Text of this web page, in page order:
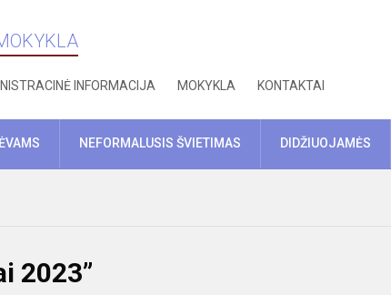
INFORMACIJA MOKYKLA KONTAKTAI
NEFORMALUSIS ŠVIETIMAS DIDŽIUOJAMĖS
2023”